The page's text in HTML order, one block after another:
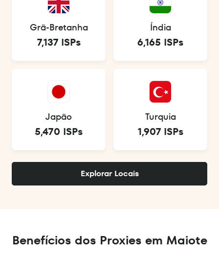
Grã-Bretanha
7,137 ISPs
Índia
6,165 ISPs
Japão
5,470 ISPs
Turquia
1,907 ISPs
Explorar Locais
Benefícios dos Proxies em Maiote